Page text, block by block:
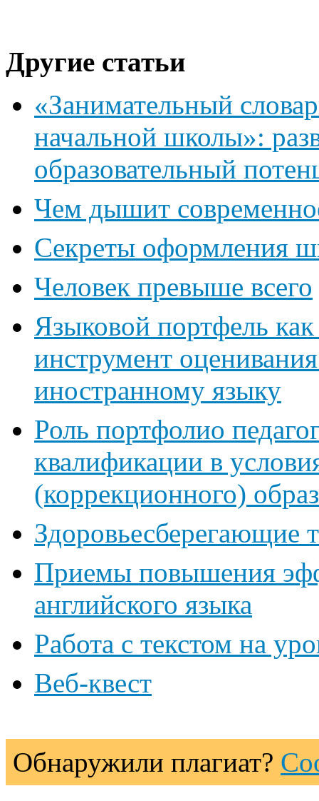
Другие статьи
«Занимательный
начальной школы»:
образовательный
Чем дышит
Секреты оформления
Человек превыше всего
Языковой портфель
инструмент
иностранному языку
Роль портфолио
квалификации в
(коррекционного)
Здоровьесберегающие
Приемы повышения
английского языка
Работа с текстом на
Веб-квест
Обнаружили плагиат?